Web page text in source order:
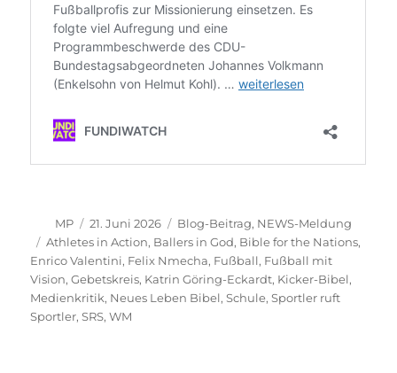
Autor
MP
Veröffentlicht
am
21. Juni 2026 Kategorien
Blog-Beitrag, NEWS-Meldung
Schlagwörter
Athletes in Action, Ballers in God, Bible for the Nations,
Enrico Valentini, Felix Nmecha, Fußball, Fußball mit
Vision,Gebetskreis, Katrin Göring-Eckardt, Kicker-Bibel,
Medienkritik, Neues Leben Bibel,Schule,Sportler ruft
Sportler,SRS,WM